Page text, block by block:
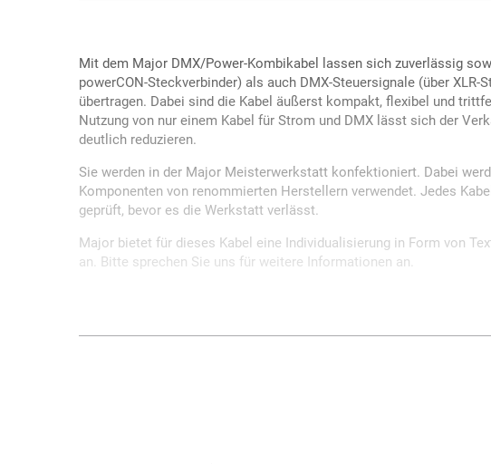
Mit dem Major DMX/Power-Kombikabel lassen sich zuverlässig
powerCON-Steckverbinder) als auch DMX-Steuersignale (über XLR-
übertragen. Dabei sind die Kabel äußerst kompakt, flexibel und
Nutzung von nur einem Kabel für Strom und DMX lässt sich der
deutlich reduzieren.
Sie werden in der Major Meisterwerkstatt konfektioniert. Dabei
Komponenten von renommierten Herstellern verwendet. Jedes
geprüft, bevor es die Werkstatt verlässt.
Major bietet für dieses Kabel eine Individualisierung in Form von
an. Bitte sprechen Sie uns für weitere Informationen an.